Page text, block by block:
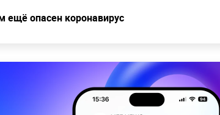
ещё опасен коронавирус